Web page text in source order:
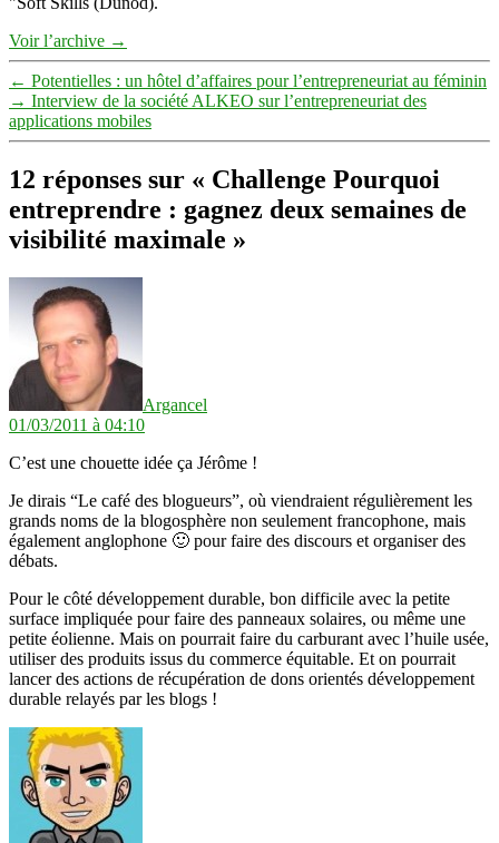
Voir l’archive →
← Potentielles : un hôtel d’affaires pour l’entrepreneuriat au féminin
→ Interview de la société ALKEO sur l’entrepreneuriat des
applications mobiles
12 réponses sur « Challenge Pourquoi
entreprendre : gagnez deux semaines de
visibilité maximale »
Argancel
01/03/2011 à 04:10
C’est une chouette idée ça Jérôme !
Je dirais “Le café des blogueurs”, où viendraient régulièrement les
grands noms de la blogosphère non seulement francophone, mais
également anglophone 🙂 pour faire des discours et organiser des
débats.
Pour le côté développement durable, bon difficile avec la petite
surface impliquée pour faire des panneaux solaires, ou même une
petite éolienne. Mais on pourrait faire du carburant avec l’huile usée,
utiliser des produits issus du commerce équitable. Et on pourrait
lancer des actions de récupération de dons orientés développement
durable relayés par les blogs !